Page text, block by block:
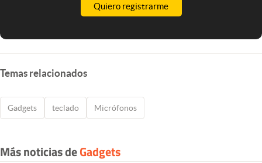
Quiero registrarme
Temas relacionados
Gadgets teclado Micrófonos
Más noticias deGadgets